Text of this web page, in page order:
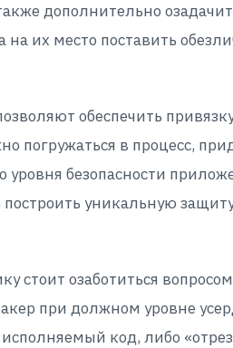
дополнительно
на их место поставить
обеспечить
погружаться в процесс,
уровня безопасности
уникальную
стоит озаботиться
при должном уровне
код, либо